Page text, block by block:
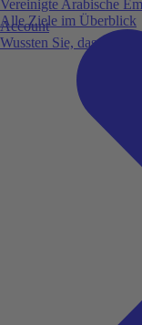
Account
Wussten Sie, dass Sie
Vereinigte Arabische
Alle Ziele im Überblick